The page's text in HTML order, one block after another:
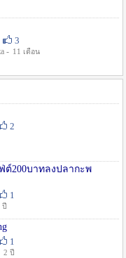
3
- 11 เดือน
2
ต์200บาทลงปลากะพ
1
ปี
1
2 ปี